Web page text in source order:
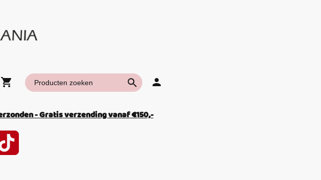
- Gratis verzending vanaf €150,-